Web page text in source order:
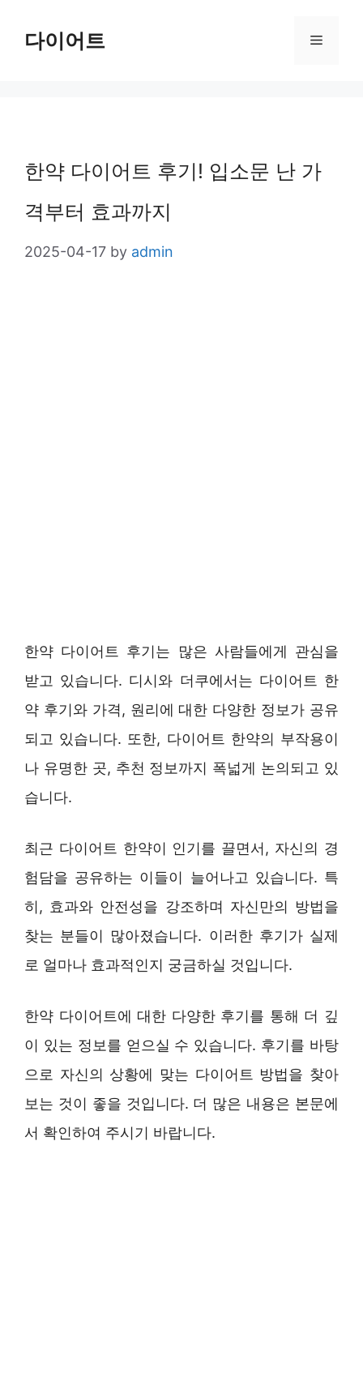
다이어트 Menu
한약 다이어트 후기! 입소문 난 가
격부터 효과까지
2025-04-17 by admin
한약 다이어트 후기는 많은 사람들에게 관심을
받고 있습니다. 디시와 더쿠에서는 다이어트 한
약 후기와 가격, 원리에 대한 다양한 정보가 공유
되고 있습니다. 또한, 다이어트 한약의 부작용이
나 유명한 곳, 추천 정보까지 폭넓게 논의되고 있
습니다.
최근 다이어트 한약이 인기를 끌면서, 자신의 경
험담을 공유하는 이들이 늘어나고 있습니다. 특
히, 효과와 안전성을 강조하며 자신만의 방법을
찾는 분들이 많아졌습니다. 이러한 후기가 실제
로 얼마나 효과적인지 궁금하실 것입니다.
한약 다이어트에 대한 다양한 후기를 통해 더 깊
이 있는 정보를 얻으실 수 있습니다. 후기를 바탕
으로 자신의 상황에 맞는 다이어트 방법을 찾아
보는 것이 좋을 것입니다. 더 많은 내용은 본문에
서 확인하여 주시기 바랍니다.